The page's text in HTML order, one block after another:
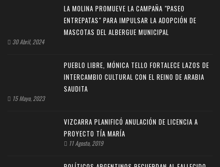
LA MOLINA PROMUEVE LA CAMPAÑA "PASEO
ENTREPATAS" PARA IMPULSAR LA ADOPCIÓN DE
MASCOTAS DEL ALBERGUE MUNICIPAL
30 Abril, 2024
PUEBLO LIBRE, MÓNICA TELLO FORTALECE LAZOS DE
INTERCAMBIO CULTURAL CON EL REINO DE ARABIA
SAUDITA
15 Mayo, 2023
VIZCARRA PLANIFICÓ ANULACIÓN DE LICENCIA A
PROYECTO TÍA MARÍA
11 Agosto, 2019